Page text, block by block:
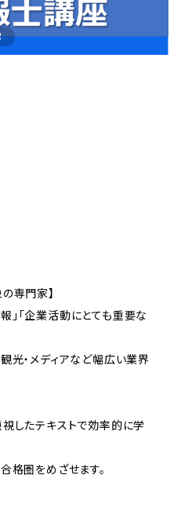
専門家】
」「企業活動にとても重要な
光・メディアなど幅広い業界
したテキストで効率的に学
格圏をめざせます。